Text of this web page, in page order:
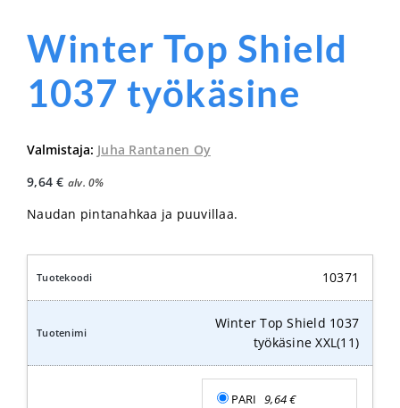
Winter Top Shield
1037 työkäsine
Valmistaja: Juha Rantanen Oy
9,64€ alv. 0%
Naudan pintanahkaa ja puuvillaa.
10371
Winter Top Shield 1037
työkäsine XXL(11)
PARI 9,64€